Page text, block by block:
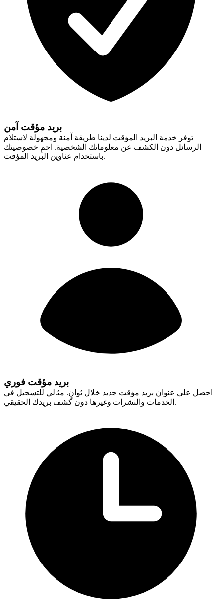
بريد مؤقت آمن
توفر خدمة البريد المؤقت لدينا طريقة آمنة ومجهولة لاستلام
الرسائل دون الكشف عن معلوماتك الشخصية. احمِ خصوصيتك
باستخدام عناوين البريد المؤقت.
بريد مؤقت فوري
احصل على عنوان بريد مؤقت جديد خلال ثوانٍ. مثالي للتسجيل في
الخدمات والنشرات وغيرها دون كشف بريدك الحقيقي.